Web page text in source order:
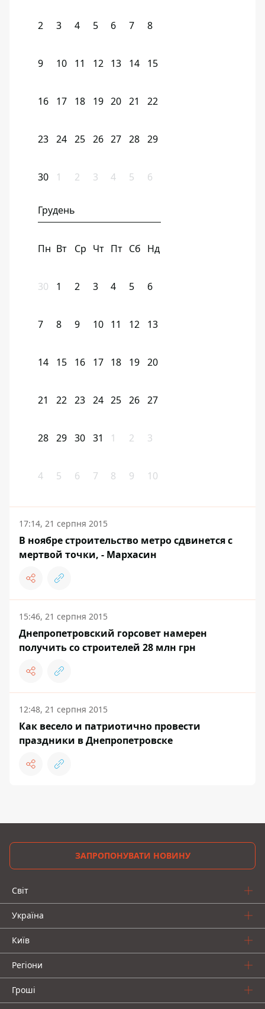
2 3 4 5 6 7 8
9 10 11 12 13 14 15
16 17 18 19 20 21 22
23 24 25 26 27 28 29
30 1 2 3 4 5 6
Грудень
Пн Вт Ср Чт Пт Сб Нд
30 1 2 3 4 5 6
7 8 9 10 11 12 13
14 15 16 17 18 19 20
21 22 23 24 25 26 27
28 29 30 31 1 2 3
4 5 6 7 8 9 10
17:14, 21 серпня 2015
В ноябре строительство метро сдвинется с
мертвой точки, - Мархасин
15:46, 21 серпня 2015
Днепропетровский горсовет намерен
получить со строителей 28 млн грн
12:48, 21 серпня 2015
Как весело и патриотично провести
праздники в Днепропетровске
ЗАПРОПОНУВАТИ НОВИНУ
Світ
Україна
Київ
Регіони
Гроші